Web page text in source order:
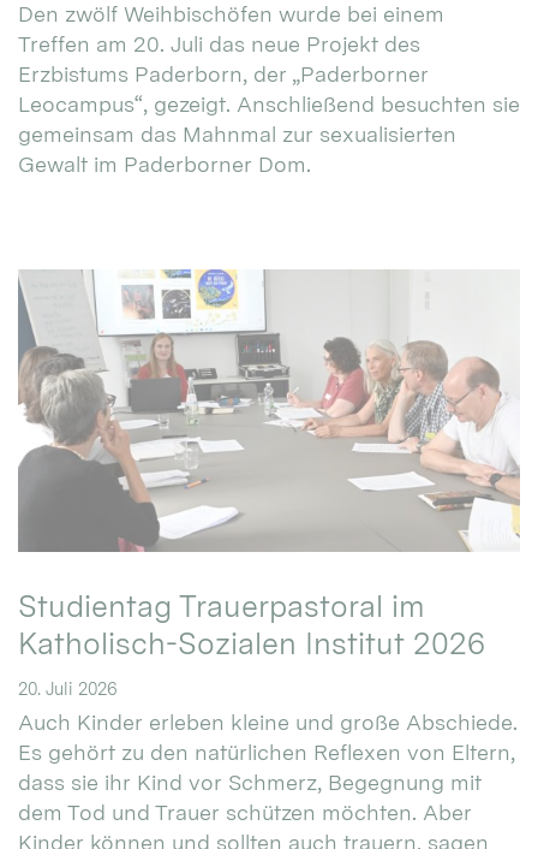
Den zwölf Weihbischöfen wurde bei einem
Treffen am 20. Juli das neue Projekt des
Erzbistums Paderborn, der „Paderborner
Leocampus“, gezeigt. Anschließend besuchten sie
gemeinsam das Mahnmal zur sexualisierten
Gewalt im Paderborner Dom.
Studientag Trauerpastoral im
Katholisch-Sozialen Institut 2026
20. Juli 2026
Auch Kinder erleben kleine und große Abschiede.
Es gehört zu den natürlichen Reflexen von Eltern,
dass sie ihr Kind vor Schmerz, Begegnung mit
dem Tod und Trauer schützen möchten. Aber
Kinder können und sollten auch trauern, sagen